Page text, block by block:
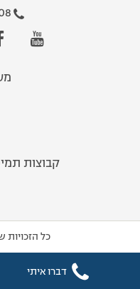
קבוצות
כל הזכויות
דברו איתי